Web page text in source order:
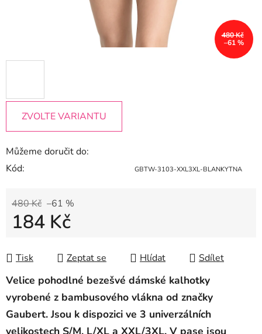
ZVOLTE VARIANTU
Můžeme doručit do:
Kód:
GBTW-3103-XXL3XL-BLANKYTNA
480 Kč –61 %
184 Kč
Tisk
Zeptat se Hlídat Sdílet
Velice pohodlné bezešvé dámské kalhotky
vyrobené z bambusového vlákna od značky
Gaubert.Jsou k dispozici ve 3 univerzálních
velikostech S/M, L/XL a XXL/3XL. V pase jsou
480 Kč
–61 %